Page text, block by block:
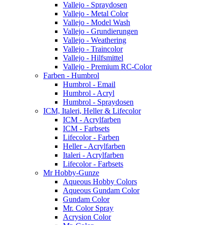
Vallejo - Spraydosen
Vallejo - Metal Color
Vallejo - Model Wash
Vallejo - Grundierungen
Vallejo - Weathering
Vallejo - Traincolor
Vallejo - Hilfsmittel
Vallejo - Premium RC-Color
Farben - Humbrol
Humbrol - Email
Humbrol - Acryl
Humbrol - Spraydosen
ICM, Italeri, Heller & Lifecolor
ICM - Acrylfarben
ICM - Farbsets
Lifecolor - Farben
Heller - Acrylfarben
Italeri - Acrylfarben
Lifecolor - Farbsets
Mr Hobby-Gunze
Aqueous Hobby Colors
Aqueous Gundam Color
Gundam Color
Mr. Color Spray
Acrysion Color